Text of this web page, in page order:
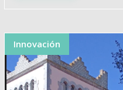
Innovación